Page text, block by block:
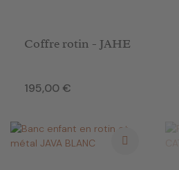
Coffre rotin - JAHE
Prix
195,00 €